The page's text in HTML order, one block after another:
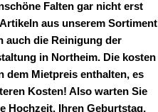
Falten gar nicht erst
aus unserem Sortiment
auch die Reinigung der
in Northeim. Die kosten
dem Mietpreis enthalten, es
Kosten! Also warten Sie
Hochzeit, Ihren Geburtstag,